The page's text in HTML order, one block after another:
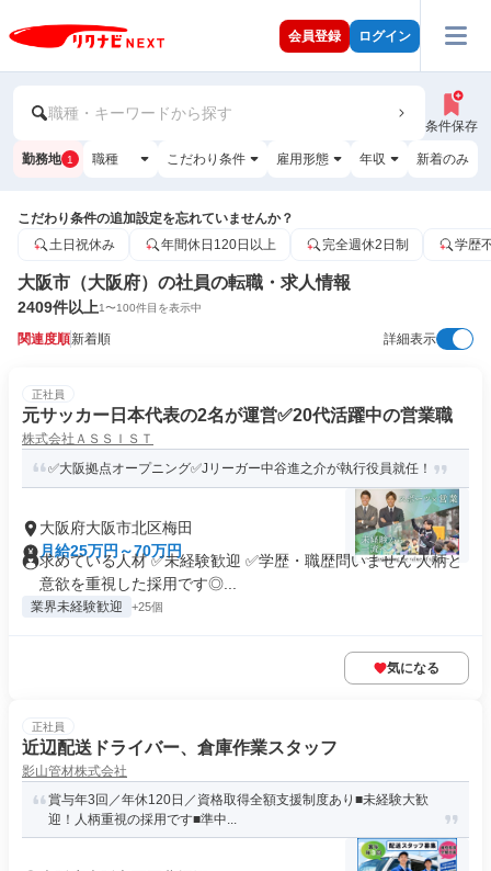
会員登録 ログイン
職種・キーワードから探す
条件保存
勤務地 1 職種 こだわり条件 雇用形態 年収 新着のみ
こだわり条件の追加設定を忘れていませんか？
土日祝休み
年間休日120日以上 完全週休2日制 学歴
大阪市（大阪府）の社員の転職・求人情報
2409件以上1〜100件目を表示中
関連度順新着順 詳細表示
正社員
元サッカー日本代表の2名が運営✅️20代活躍中の営業職
株式会社ＡＳＳＩＳＴ
✅大阪拠点オープニング✅Jリーガー中谷進之介が執行役員就任！
大阪府大阪市北区梅田
月給25万円～70万円
求めている人材 ✅未経験歓迎 ✅学歴・職歴問いません 人柄と
意欲を重視した採用です◎...
業界未経験歓迎 +25個
気になる
正社員
近辺配送ドライバー、倉庫作業スタッフ
影山管材株式会社
賞与年3回／年休120日／資格取得全額支援制度あり■未経験大歓
迎！人柄重視の採用です■準中...